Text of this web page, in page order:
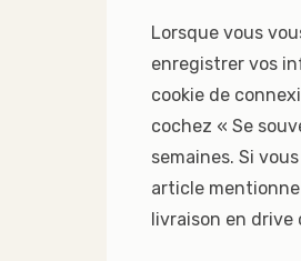
Lorsque vous
enregistrer vos
cookie de
cochez « Se
semaines. Si
article
livraison en drive